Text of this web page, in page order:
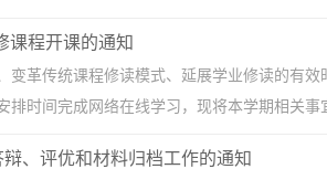
课程开课的通知
变革传统课程修读模式、延展学业修读的有
排时间完成网络在线学习，现将本学期相关
、评优和材料归档工作的通知